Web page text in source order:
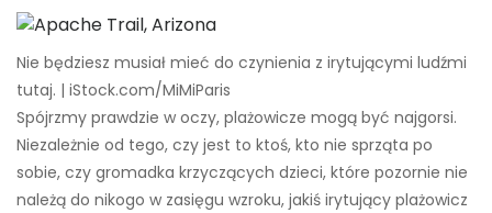
Nie będziesz musiał mieć do czynienia z irytującymi ludźmi
tutaj. | iStock.com/MiMiParis
Spójrzmy prawdzie w oczy, plażowicze mogą być najgorsi.
Niezależnie od tego, czy jest to ktoś, kto nie sprząta po
sobie, czy gromadka krzyczących dzieci, które pozornie nie
należą do nikogo w zasięgu wzroku, jakiś irytujący plażowicz